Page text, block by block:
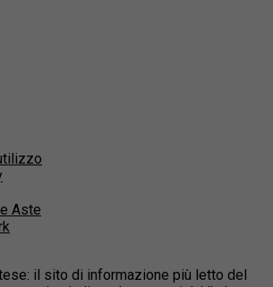
Aste
il sito di informazione più letto del